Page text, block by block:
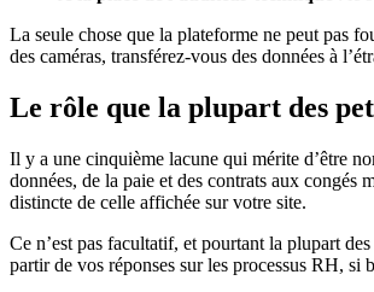
La seule chose que la plateforme ne peut pas
des caméras, transférez-vous des données à
Le rôle que la plupart des
Il y a une cinquième lacune qui mérite d’être
données, de la paie et des contrats aux congés
distincte de celle affichée sur votre site.
Ce n’est pas facultatif, et pourtant la plupart
partir de vos réponses sur les processus RH, si